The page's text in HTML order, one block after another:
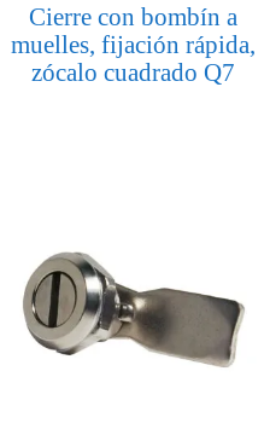
Cierre con bombín a
muelles, fijación rápida,
zócalo cuadrado Q7